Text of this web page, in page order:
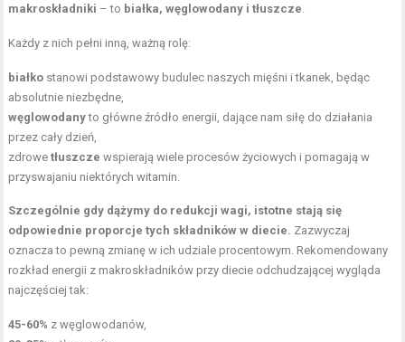
makroskładniki – to białka, węglowodany i tłuszcze
Każdy z nich pełni inną, ważną rolę:
białko stanowi podstawowy budulec naszych mięśni i tkanek, będąc
absolutnie niezbędne,
węglowodanyto główne źródło energii, dające nam siłę do działania
przez cały dzień,
zdrowetłuszcze wspierają wiele procesów życiowych i pomagają w
przyswajaniu niektórych witamin.
Szczególnie gdy dążymy do redukcji wagi, istotne stają się
odpowiednie proporcje tych składników w diecie. Zazwyczaj
oznacza to pewną zmianę w ich udziale procentowym. Rekomendowany
rozkład energii z makroskładników przy diecie odchudzającej wygląda
najczęściej tak:
45-60% z węglowodanów,